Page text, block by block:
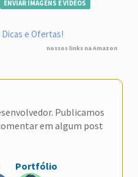
ENVIAR IMAGENS E VÍDEOS
e Ofertas!
nossos links na Amazon
Publicamos
em algum post
Portfólio